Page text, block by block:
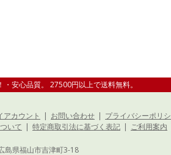
安心品質。 27500円以上で送料無料。
アカウント | お問い合わせ | プライバシーポリ
いて | 特定商取引法に基づく表記 | ご利用案内
島県福山市吉津町3-18